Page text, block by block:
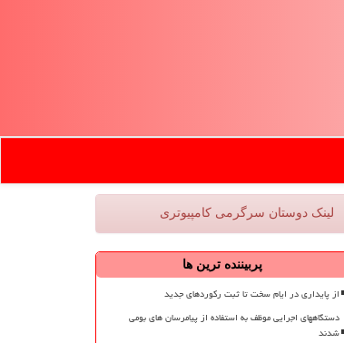
لینک دوستان سرگرمی كامپیوتری
پربیننده ترین ها
از پایداری در ایام سخت تا ثبت رکوردهای جدید
دستگاههای اجرایی موظف به استفاده از پیامرسان های بومی
شدند